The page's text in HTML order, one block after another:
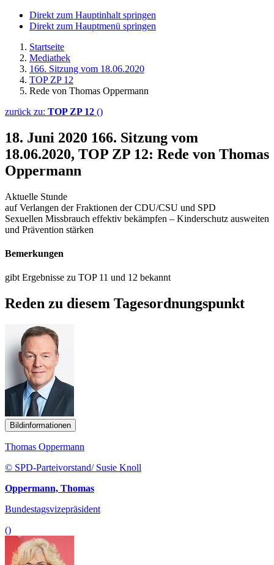
Direkt zum Hauptinhalt springen
Direkt zum Hauptmenü springen
Startseite
Mediathek
166. Sitzung vom 18.06.2020
TOP ZP 12
Rede von Thomas Oppermann
zurück zu: TOP ZP 12 ()
18. Juni 2020 166. Sitzung vom
18.06.2020, TOP ZP 12: Rede von Thomas
Oppermann
Aktuelle Stunde
auf Verlangen der Fraktionen der CDU/CSU und SPD
Sexuellen Missbrauch effektiv bekämpfen – Kinderschutz ausweiten
und Prävention stärken
Bemerkungen
gibt Ergebnisse zu TOP 11 und 12 bekannt
Reden zu diesem Tagesordnungspunkt
Bildinformationen
Thomas Oppermann
© SPD-Parteivorstand/ Susie Knoll
Oppermann, Thomas
Bundestagsvizepräsident
()